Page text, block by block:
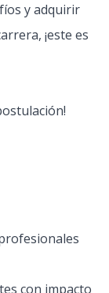
y adquirir
¡este es
con impacto